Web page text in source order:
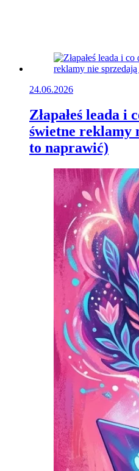
24.06.2026
Złapałeś leada i
świetne reklamy
to naprawić)